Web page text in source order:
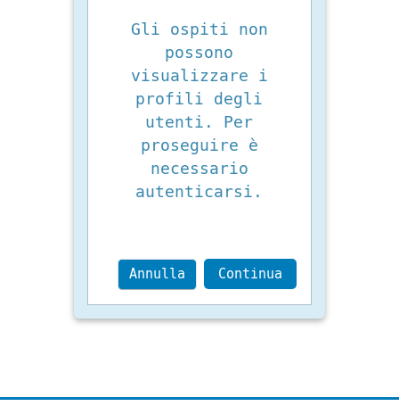
Gli ospiti non
possono
visualizzare i
profili degli
utenti. Per
proseguire è
necessario
autenticarsi.
Annulla Continua